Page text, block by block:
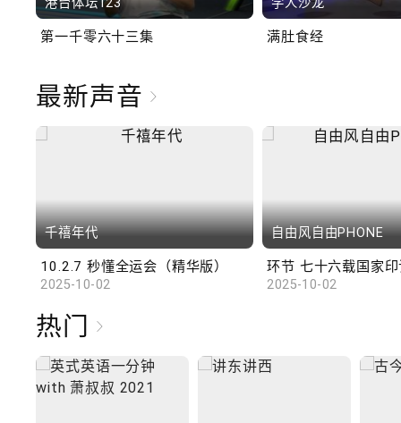
第一千零六十三集 满肚食经
最新声音
千禧年代
10.2.7 秒懂全运会（精华版）
2025-10-02
自由风自由PHONE
环节 七十六载国家
2025-10-02
热门